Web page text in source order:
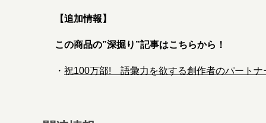
【追加情報】
この商品の”深掘り”記事はこちらから！
・ 祝100万部! 語彙力を欲する創作者のパートナ